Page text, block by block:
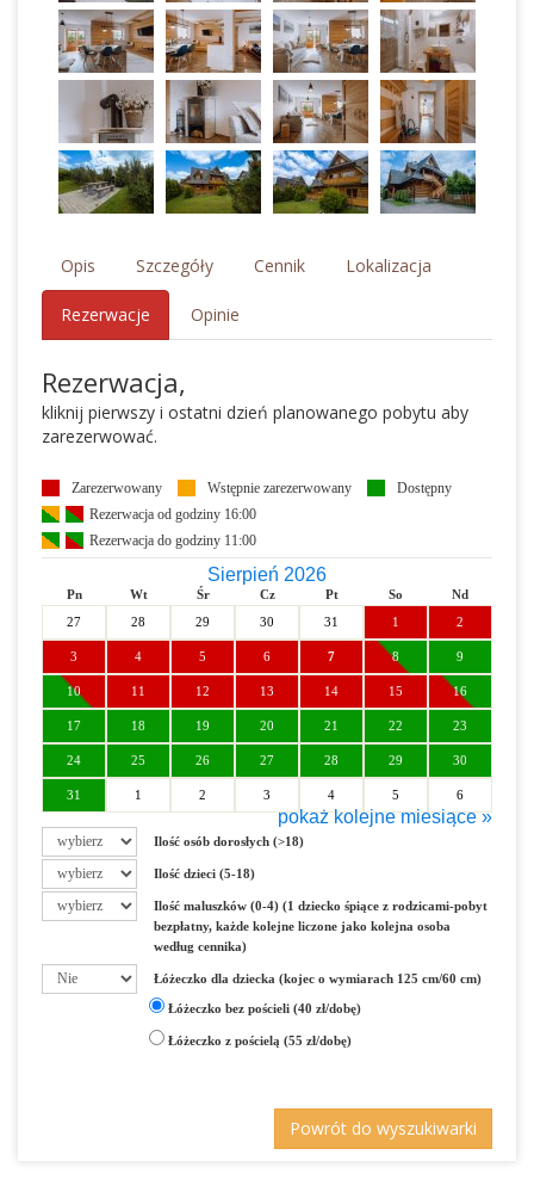
Opis Szczegóły Cennik Lokalizacja
Rezerwacje Opinie
Rezerwacja,
kliknij pierwszy i ostatni dzień planowanego pobytu aby
zarezerwować.
Zarezerwowany Wstępnie zarezerwowany
Dostępny
Rezerwacja od godziny 16:00
Rezerwacja do godziny 11:00
Sierpień 2026
Pn Wt Śr Cz Pt So
Nd
27
28 29 30 31 1 2
3 4 5 6 7 8 9
10 11 12 13 14 15 16
17 18 19 20 21 22 23
24 25 26 27 28 29 30
31 1 2 3 4 5 6
Wrzesień 2026
Pn Wt
31
7 8 10 12
16
21 23 24 25 26 27
Pt
Nd
2 3 4
pokaż kolejne miesiące »
Ilość osób dorosłych (>18)
Ilość dzieci (5-18)
Ilość maluszków (0-4) (1 dziecko śpiące z rodzicami-pobyt
bezpłatny, każde kolejne liczone jako kolejna osoba
według cennika)
Łóżeczko dla dziecka (kojec o wymiarach 125 cm/60 cm)
Łóżeczko bez pościeli (40 zł/dobę)
Łóżeczko z pościelą (55 zł/dobę)
Powrót do wyszukiwarki